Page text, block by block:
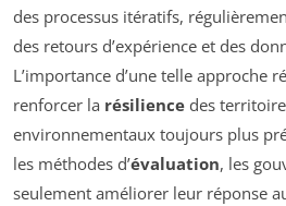
des processus itératifs,
des retours d’expérience et des
L’importance d’une telle approche
renforcer la résilience des
environnementaux toujours plus
les méthodes d’évaluation, les
seulement améliorer leur réponse